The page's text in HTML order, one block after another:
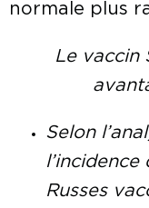
normale plus
Le vaccin
Selon
Russes